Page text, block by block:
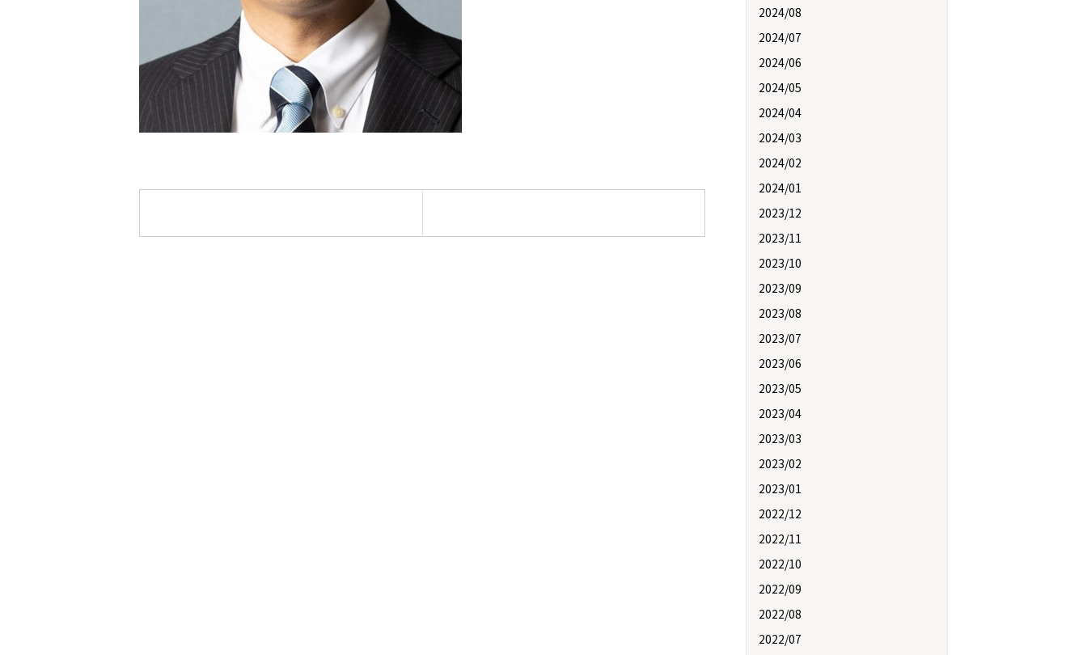
2024/08
2024/07
2024/06
2024/05
2024/04
2024/03
2024/02
2024/01
2023/12
2023/11
2023/10
2023/09
2023/08
2023/07
2023/06
2023/05
2023/04
2023/03
2023/02
2023/01
2022/12
2022/11
2022/10
2022/09
2022/08
2022/07